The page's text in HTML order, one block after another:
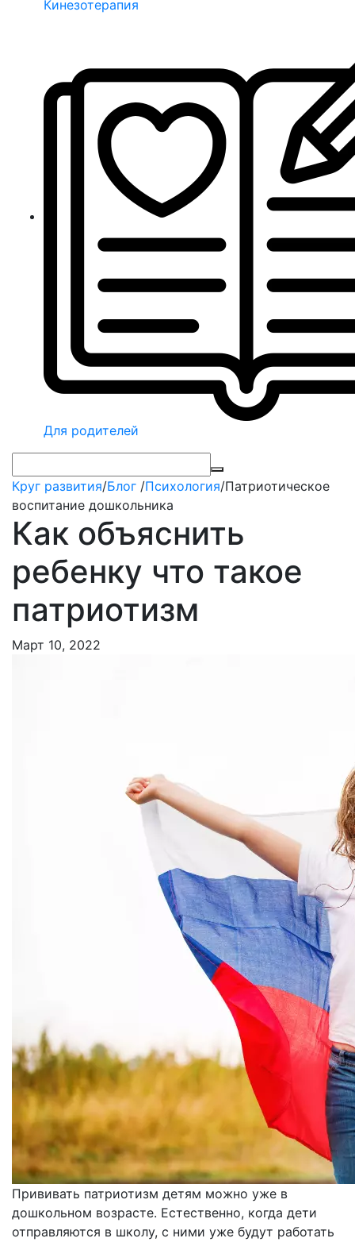
Кинезотерапия
Для родителей
Круг развития/Блог /Психология/Патриотическое
воспитание дошкольника
Как объяснить
ребенку что такое
патриотизм
Март 10, 2022
Прививать патриотизм детям можно уже в
дошкольном возрасте. Естественно, когда дети
отправляются в школу, с ними уже будут работать